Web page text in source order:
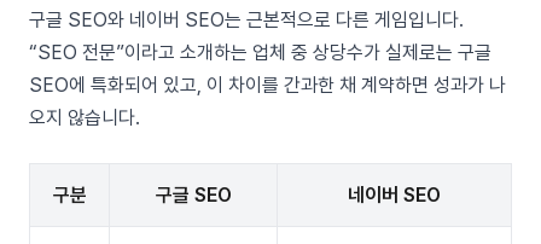
구글 SEO와 네이버 SEO는 근본적으로 다른 게임입니다.
“SEO 전문”이라고 소개하는 업체 중 상당수가 실제로는 구글
SEO에 특화되어 있고, 이 차이를 간과한 채 계약하면 성과가 나
오지 않습니다.
구분 구글 SEO 네이버 SEO